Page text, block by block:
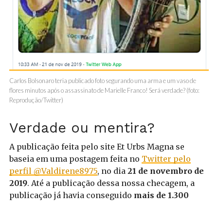
Carlos Bolsonaro teria publicado foto segurando uma arma e um vaso de
flores minutos após o assassinato de Marielle Franco! Será verdade? (foto:
Reprodução/Twitter)
Verdade ou mentira?
A publicação feita pelo site Et Urbs Magna se
baseia em uma postagem feita no Twitter pelo
perfil @Valdirene8975, no dia 21 de novembro de
2019. Até a publicação dessa nossa checagem, a
publicação já havia conseguido mais de 1.300